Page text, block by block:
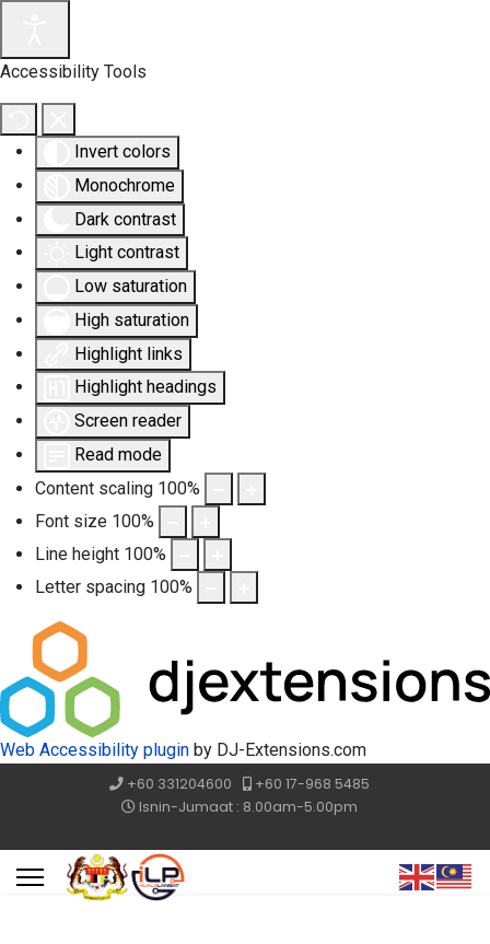
Accessibility Tools
Invert colors
Monochrome
Dark contrast
Light contrast
Low saturation
High saturation
Highlight links
Highlight headings
Screen reader
Read mode
Content scaling 100%
Font size 100%
Line height 100%
Letter spacing 100%
Web Accessibility plugin by DJ-Extensions.com
+60 331204600
+60 17-968 5485
Isnin-Jumaat : 8.00am-5.00pm